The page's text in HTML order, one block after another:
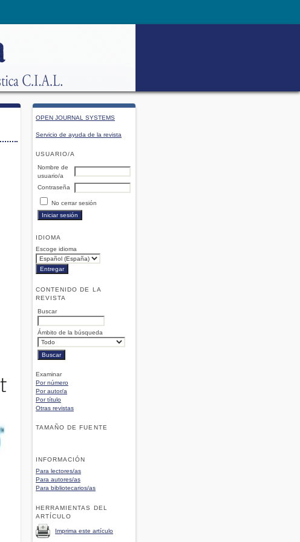
OPEN JOURNAL SYSTEMS
Servicio de ayuda de la revista
USUARIO/A
Nombre de
usuario/a
Contraseña
No cerrar sesión
IDIOMA
Escoge idioma
CONTENIDO DE LA
REVISTA
Buscar
Ámbito de la búsqueda
Examinar
Por número
Por autor/a
Por título
Otras revistas
TAMAÑO DE FUENTE
INFORMACIÓN
Para lectores/as
Para autores/as
Para bibliotecarios/as
HERRAMIENTAS DEL
ARTÍCULO
Imprima este artículo